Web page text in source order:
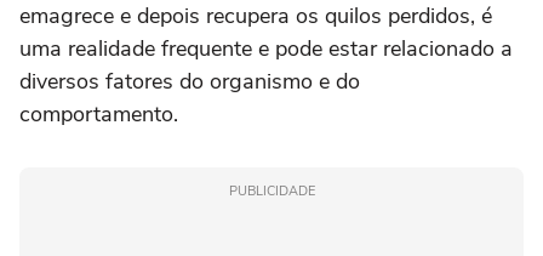
emagrece e depois recupera os quilos perdidos, é
uma realidade frequente e pode estar relacionado a
diversos fatores do organismo e do
comportamento.
PUBLICIDADE